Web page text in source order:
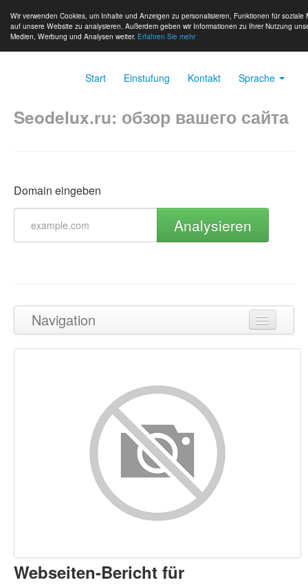
Wir verwenden Cookies, um Inhalte und Anzeigen zu personalisieren, Funktionen für
auf unsere Website zu analysieren. Außerdem geben wir Informationen zu Ihrer Nutzung
Medien, Werbung und Analysen weiter. Erfahren Sie mehr
Start Einstufung Kontakt Sprache
Seodelux.ru: обзор вашего сайта
Domain eingeben
Analysieren
Navigation
Zurück zum Seitenanfang
Suchbegriffe
Benutzerfreundlichkeit
Dokument
PageSpeed Insights
Webseiten-Bericht für